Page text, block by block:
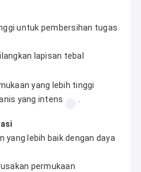
untuk pembersihan tugas
lapisan tebal
yang lebih tinggi
yang intens
.
yang lebih baik dengan daya
permukaan